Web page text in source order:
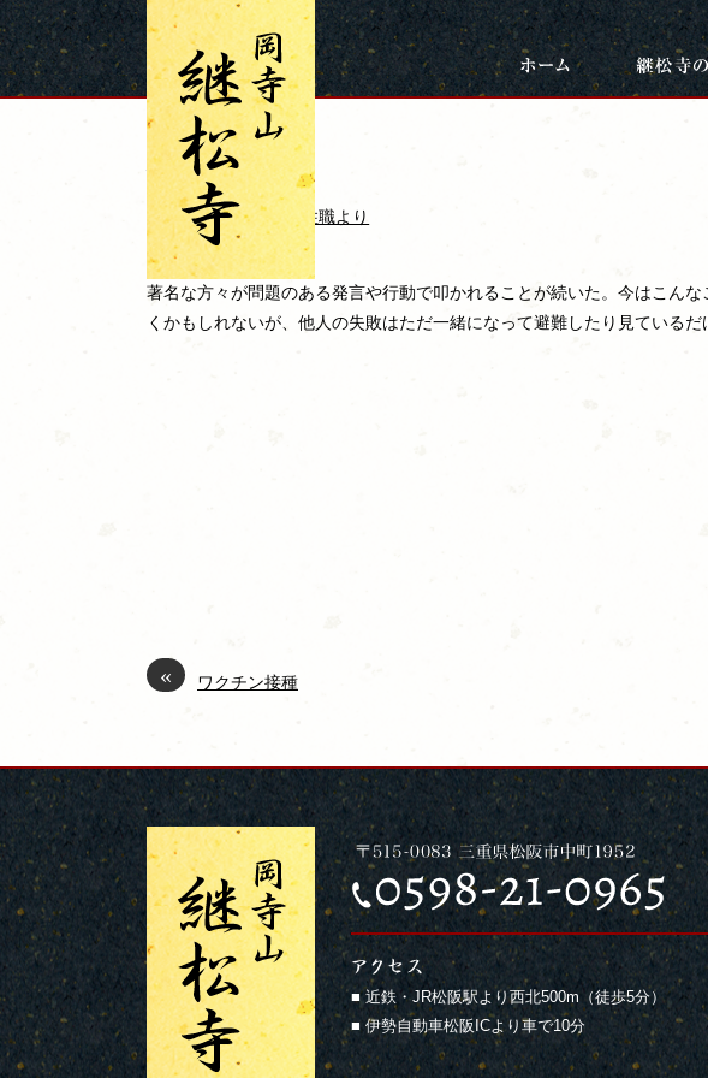
2021年8月15日
失敗
okadera 住職より
著名な方々が問題のある発言や行動で叩かれることが続いた。今はこん
くかもしれないが、他人の失敗はただ一緒になって避難したり見ている
« ワクチン接種
■ 近鉄・JR松阪駅より西北500m（徒歩5分）
■ 伊勢自動車松阪ICより車で10分